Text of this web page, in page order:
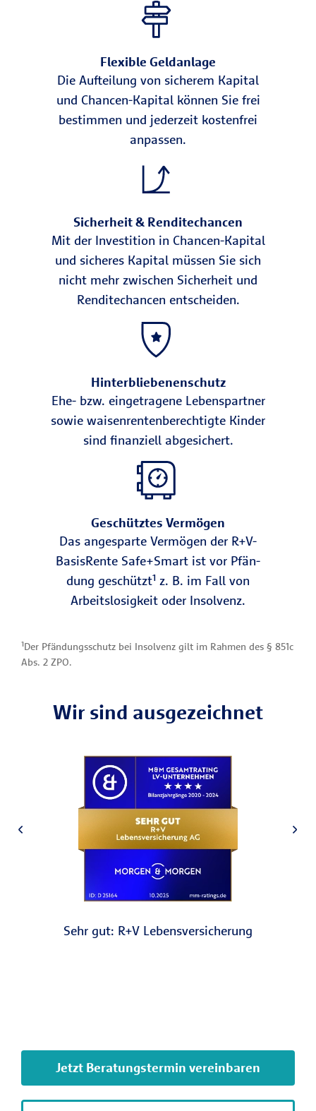
Flexible Geldanlage
Die Aufteilung von sicherem Kapital
und Chancen-Kapital können Sie frei
bestimmen und jederzeit kostenfrei
anpassen.
Sicherheit & Renditechancen
Mit der Investition in Chancen-Kapital
und sicheres Kapital müssen Sie sich
nicht mehr zwischen Sicherheit und
Renditechancen entscheiden.
Hinterbliebenenschutz
Ehe- bzw. eingetragene Lebenspartner
sowie waisenrentenberechtigte Kinder
sind finanziell abgesichert.
Geschütztes Vermögen
Das angesparte Vermö­gen der R+V-
Basis­Rente Safe+Smart ist vor Pfän­
dung geschützt¹ z. B. im Fall von
Arbeits­losig­keit oder Insol­venz.
¹Der Pfändungsschutz bei Insolvenz gilt im Rahmen des § 851c
Abs. 2 ZPO.
Wir sind ausgezeichnet
Sehr gut: R+V Lebensversicherung
Jetzt Beratungstermin vereinbaren